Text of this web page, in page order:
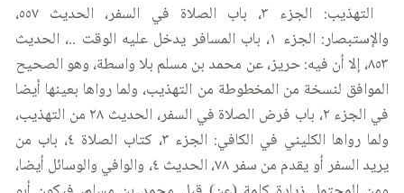
التهذيب: الجزء ٣، باب الصلاة في السفر، الحديث ٥٥٧،
والإستبصار: الجزء ١، باب المسافر يدخل عليه الوقت ..، الحديث
٨٥٣، إلا أن فيه: حريز، عن محمد بن مسلم بلا واسطة، وهو الصحيح
الموافق لنسخة من المخطوطة من التهذيب، ولما رواها بعينها أيضا
في الجزء ٢، باب فرض الصلاة في السفر، الحديث ٢٨ من التهذيب،
ولما رواها الكليني في الكافي: الجزء ٣، كتاب الصلاة ٤، باب من
يريد السفر أو يقدم من سفر ٧٨، الحديث ٤، والوافي والوسائل أيضا،